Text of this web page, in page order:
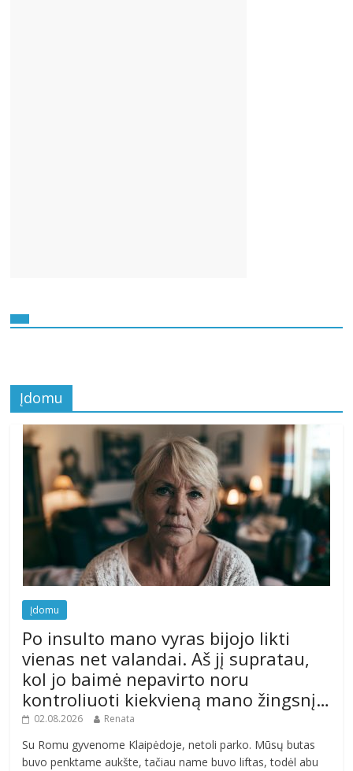
Įdomu
Įdomu
Po insulto mano vyras bijojo likti
vienas net valandai. Aš jį supratau,
kol jo baimė nepavirto noru
kontroliuoti kiekvieną mano žingsnį…
02.08.2026 Renata
Su Romu gyvenome Klaipėdoje, netoli parko. Mūsų butas
buvo penktame aukšte, tačiau name buvo liftas, todėl abu